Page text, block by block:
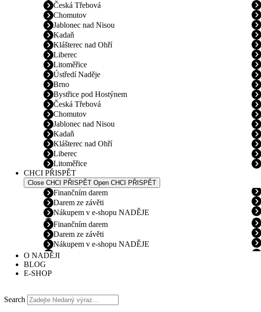
Česká Třebová
Chomutov
Jablonec nad Nisou
Kadaň
Klášterec nad Ohří
Liberec
Litoměřice
Ústředí Naděje
Brno
Bystřice pod Hostýnem
Česká Třebová
Chomutov
Jablonec nad Nisou
Kadaň
Klášterec nad Ohří
Liberec
Litoměřice
CHCI PŘISPĚT
Close CHCI PŘISPĚT Open CHCI PŘISPĚT
Finančním darem
Darem ze závěti
Nákupem v e-shopu NADĚJE
Finančním darem
Darem ze závěti
Nákupem v e-shopu NADĚJE
O NADĚJI
BLOG
E-SHOP
Search